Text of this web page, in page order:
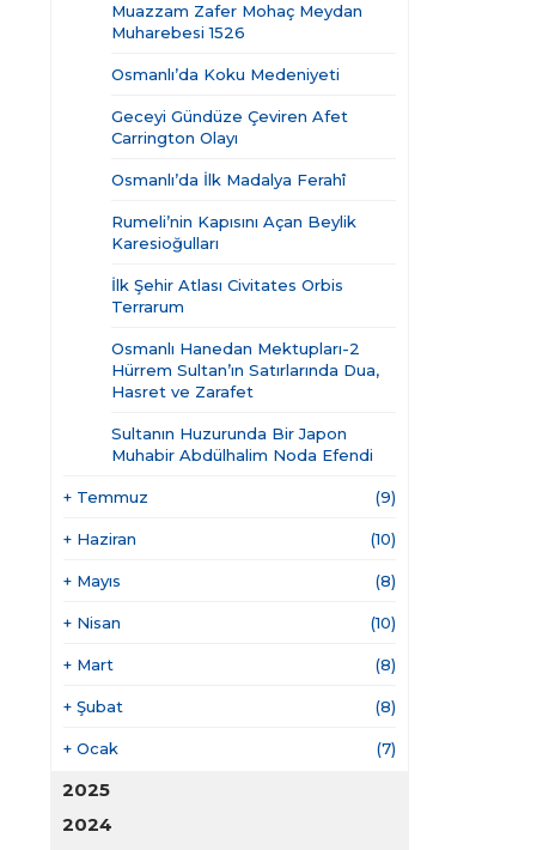
Muazzam Zafer Mohaç Meydan
Muharebesi 1526
Osmanlı’da Koku Medeniyeti
Geceyi Gündüze Çeviren Afet
Carrington Olayı
Osmanlı’da İlk Madalya Ferahî
Rumeli’nin Kapısını Açan Beylik
Karesioğulları
İlk Şehir Atlası Civitates Orbis
Terrarum
Osmanlı Hanedan Mektupları-2
Hürrem Sultan’ın Satırlarında Dua,
Hasret ve Zarafet
Sultanın Huzurunda Bir Japon
Muhabir Abdülhalim Noda Efendi
+ Temmuz (9)
+ Haziran (10)
+ Mayıs (8)
+ Nisan (10)
+ Mart (8)
+ Şubat (8)
+ Ocak (7)
2025
2024